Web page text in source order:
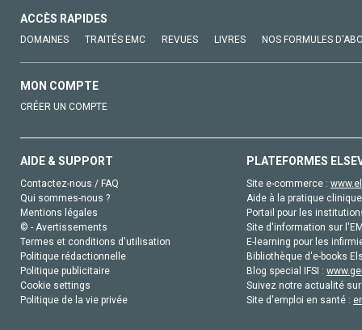
ACCÈS RAPIDES
DOMAINES TRAITÉS EMC REVUES LIVRES NOS FORMULES
MON COMPTE
CRÉER UN COMPTE
AIDE & SUPPORT
Contactez-nous / FAQ
Qui sommes-nous ?
Mentions légales
© - Avertissements
Termes et conditions d'utilisation
Politique rédactionnelle
Politique publicitaire
Cookie settings
Politique de la vie privée
PLATEFORMES
Site e-commerce :
Aide à la pratique
Portail pour les
Site d'information sur
E-learning pour les
Bibliothèque d'e-books
Blog special IFSI :
Suivez notre actualité
Site d'emploi en santé :